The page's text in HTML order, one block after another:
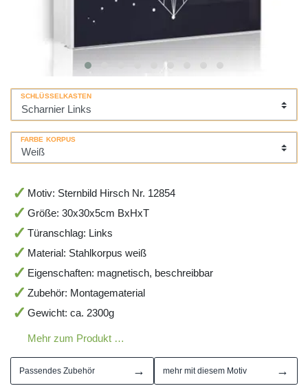
SCHLÜSSELKASTEN
FARBE KORPUS
Motiv: Sternbild Hirsch Nr. 12854
Größe: 30x30x5cm BxHxT
Türanschlag: Links
Material: Stahlkorpus weiß
Eigenschaften: magnetisch, beschreibbar
Zubehör: Montagematerial
Gewicht: ca. 2300g
Mehr zum Produkt …
Passendes Zubehör → mehr mit diesem Motiv →